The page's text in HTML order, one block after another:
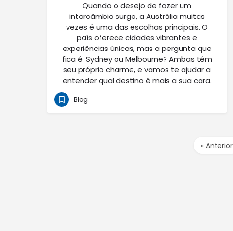
Quando o desejo de fazer um
intercâmbio surge, a Austrália muitas
vezes é uma das escolhas principais. O
país oferece cidades vibrantes e
experiências únicas, mas a pergunta que
fica é: Sydney ou Melbourne? Ambas têm
seu próprio charme, e vamos te ajudar a
entender qual destino é mais a sua cara.
Blog
« Anterior